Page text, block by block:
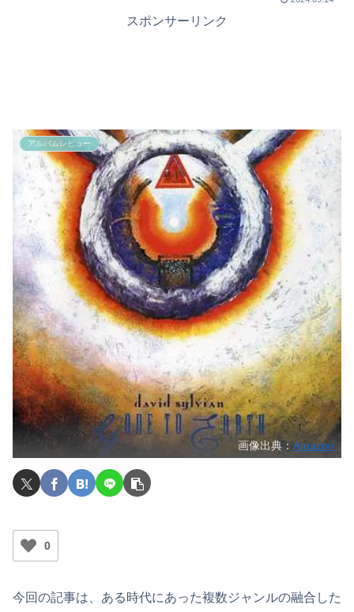
スポンサーリンク
アルバムレビュー
画像出典：Amazon
0
今回の記事は、ある時代にあった複数ジャンルの融合した